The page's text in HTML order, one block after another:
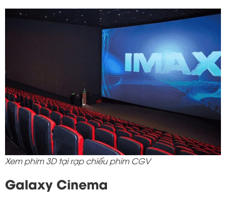
Xem phim 3D tại rạp chiếu phim CGV
Galaxy Cinema